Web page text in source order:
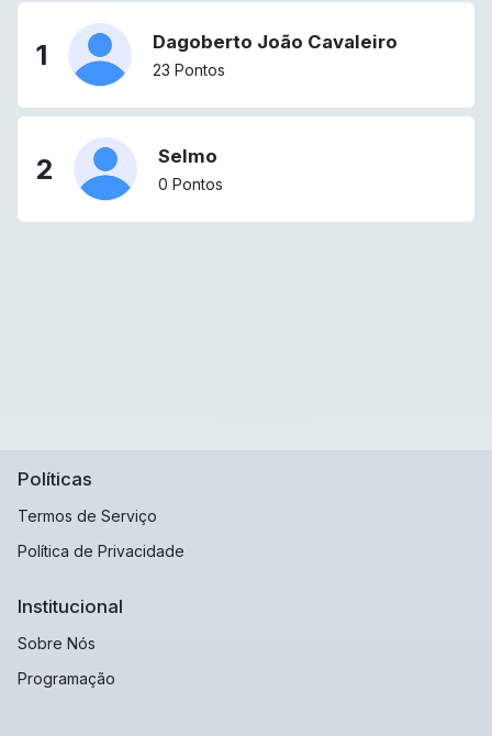
1 Dagoberto João Cavaleiro
23 Pontos
2 Selmo
0 Pontos
Políticas
Termos de Serviço
Política de Privacidade
Institucional
Sobre Nós
Programação